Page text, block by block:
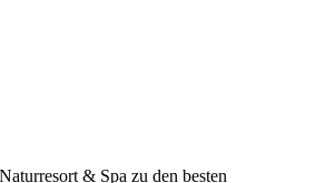
& Spa zu den besten